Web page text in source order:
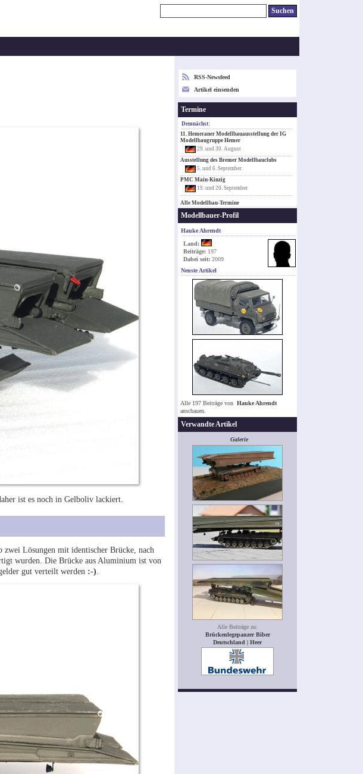
ist es noch in Gelboliv lackiert.
Lösungen mit identischer Brücke, nach
wurden. Die Brücke aus Aluminium ist von
gut verteilt werden :-)
RSS-Newsfeed
Artikel einsenden
Termine
Demnächst:
11. Hemeraner Modellbauausstellung der IG
Modellbaugruppe Hemer
29. und 30. August
Ausstellung des Bremer Modellbauclubs
5. und 6. September
PMC Main-Kinzig
19. und 20. September
Alle Modellbau-Termine
Modellbauer-Profil
Hauke Ahrendt
Land:
Beiträge: 197
Dabei seit: 2009
Neuste Artikel
Alle 197 Beiträge von Hauke Ahrendt
anschauen.
Verwandte Artikel
Galerie
Alle Beiträge zu:
Brückenlegepanzer Biber
Deutschland | Heer